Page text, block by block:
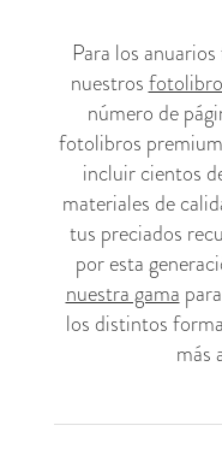
Para los
nuestros
número de
fotolibros
incluir cientos
materiales de
tus preciados
por esta
nuestra gama
los distintos
más